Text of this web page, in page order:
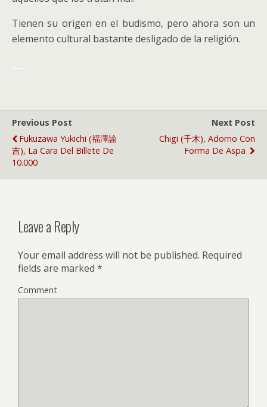
Tienen su origen en el budismo, pero ahora son un
elemento cultural bastante desligado de la religión.
Previous Post
Fukuzawa Yukichi (福澤諭
吉), La Cara Del Billete De
10.000
Next Post
Chigi (千木), Adorno Con
Forma De Aspa
Leave a Reply
Your email address will not be published. Required
fields are marked *
Comment